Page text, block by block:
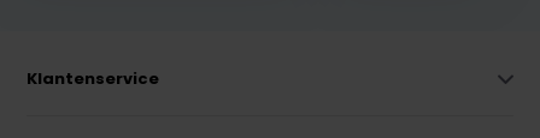
Klantenservice